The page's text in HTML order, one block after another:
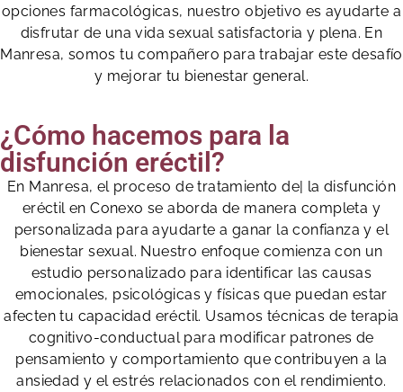
opciones farmacológicas, nuestro objetivo es ayudarte a
disfrutar de una vida sexual satisfactoria y plena. En
Manresa, somos tu compañero para trabajar este desafío
y mejorar tu bienestar general.
¿Cómo hacemos para la
disfunción eréctil?
En Manresa, el proceso de tratamiento de| la disfunción
eréctil en Conexo se aborda de manera completa y
personalizada para ayudarte a ganar la confianza y el
bienestar sexual. Nuestro enfoque comienza con un
estudio personalizado para identificar las causas
emocionales, psicológicas y físicas que puedan estar
afecten tu capacidad eréctil. Usamos técnicas de terapia
cognitivo-conductual para modificar patrones de
pensamiento y comportamiento que contribuyen a la
ansiedad y el estrés relacionados con el rendimiento.